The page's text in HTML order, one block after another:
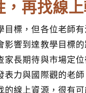
，再找線
目標，但各位老師
影響到達教學目標
家長期待與市場定
表力與國際觀的老
的線上資源，很有